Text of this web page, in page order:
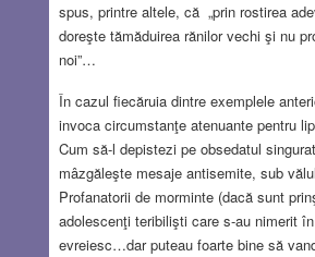
spus, printre altele, că „prin rostirea
doreşte tămăduirea rănilor vechi şi nu
noi”…
În cazul fiecăruia dintre exemplele
invoca circumstanţe atenuante pentru
Cum să-l depistezi pe obsedatul
mâzgăleşte mesaje antisemite, sub
Profanatorii de morminte (dacă sunt
adolescenţi teribilişti care s-au nimerit
evreiesc…dar puteau foarte bine să